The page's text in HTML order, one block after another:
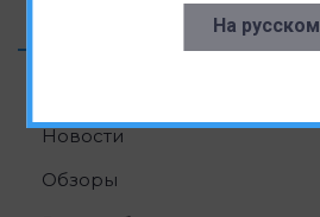
На русском
Новости
Обзоры